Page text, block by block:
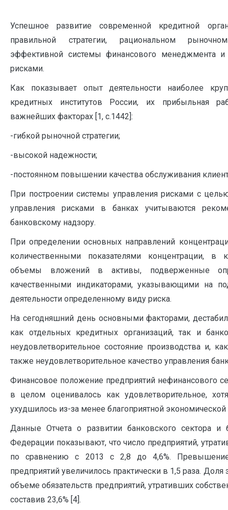
Успешное развитие современной кредитной
правильной стратегии, рациональном
эффективной системы финансового менеджмента
рисками.
Как показывает опыт деятельности наиболее
кредитных институтов России, их прибыльная
важнейших факторах [1, с.1442]:
-гибкой рыночной стратегии;
-высокой надежности;
-постоянном повышении качества обслуживания
При построении системы управления рисками с
управления рисками в банках учитываются
банковскому надзору.
При определении основных направлений
количественными показателями концентрации, в
объемы вложений в активы, подверженные
качественными индикаторами, указывающими на
деятельности определенному виду риска.
На сегодняшний день основными факторами,
как отдельных кредитных организаций, так и
неудовлетворительное состояние производства и,
также неудовлетворительное качество управления
Финансовое положение предприятий нефинансового
в целом оценивалось как удовлетворительное,
ухудшилось из-за менее благоприятной
Данные Отчета о развитии банковского сектора и
Федерации показывают, что число предприятий,
по сравнению с 2013 с 2,8 до 4,6%. Превышение
предприятий увеличилось практически в 1,5 раза.
объеме обязательств предприятий, утративших
составив 23,6% [4].